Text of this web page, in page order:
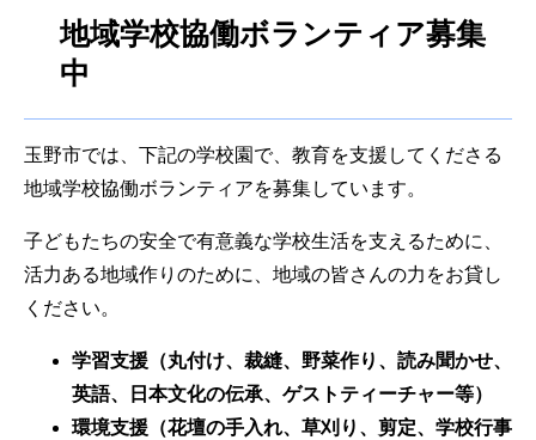
地域学校協働ボランティア募集
中
玉野市では、下記の学校園で、教育を支援してくださる
地域学校協働ボランティアを募集しています。
子どもたちの安全で有意義な学校生活を支えるために、
活力ある地域作りのために、地域の皆さんの力をお貸し
ください。
学習支援（丸付け、裁縫、野菜作り、読み聞かせ、
英語、日本文化の伝承、ゲストティーチャー等）
環境支援（花壇の手入れ、草刈り、剪定、学校行事